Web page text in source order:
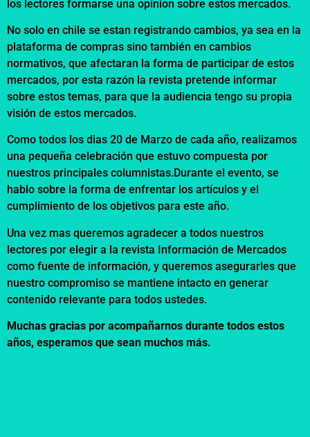
los lectores formarse una opinion sobre estos mercados.
No solo en chile se estan registrando cambios, ya sea en la
plataforma de compras sino también en cambios
normativos, que afectaran la forma de participar de estos
mercados, por esta razón la revista pretende informar
sobre estos temas, para que la audiencia tengo su propia
visión de estos mercados.
Como todos los dias 20 de Marzo de cada año, realizamos
una pequeña celebración que estuvo compuesta por
nuestros principales columnistas.Durante el evento, se
hablo sobre la forma de enfrentar los artículos y el
cumplimiento de los objetivos para este año.
Una vez mas queremos agradecer a todos nuestros
lectores por elegir a la revista Información de Mercados
como fuente de información, y queremos asegurarles que
nuestro compromiso se mantiene intacto en generar
contenido relevante para todos ustedes.
Muchas gracias por acompañarnos durante todos estos
años, esperamos que sean muchos más.